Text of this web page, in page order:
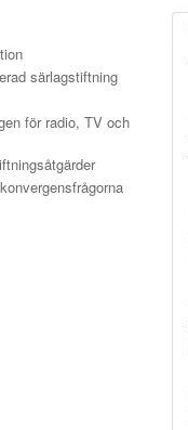
särlagstiftning
för radio, TV och